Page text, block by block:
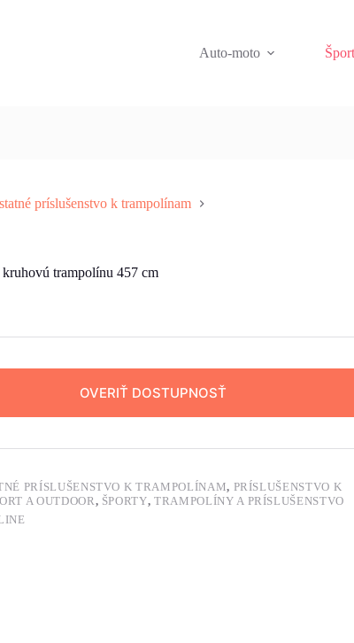
Auto-moto
príslušenstvo k trampolínam
trampolínu 457 cm
OVERIŤ DOSTUPNOSŤ
PRÍSLUŠENSTVO K TRAMPOLÍNAM, PRÍSLUŠENSTVO K
A OUTDOOR, ŠPORTY,TRAMPOLÍNY A PRÍSLUŠENSTVO